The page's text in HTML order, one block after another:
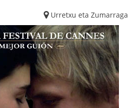
Urretxu eta Zumarraga